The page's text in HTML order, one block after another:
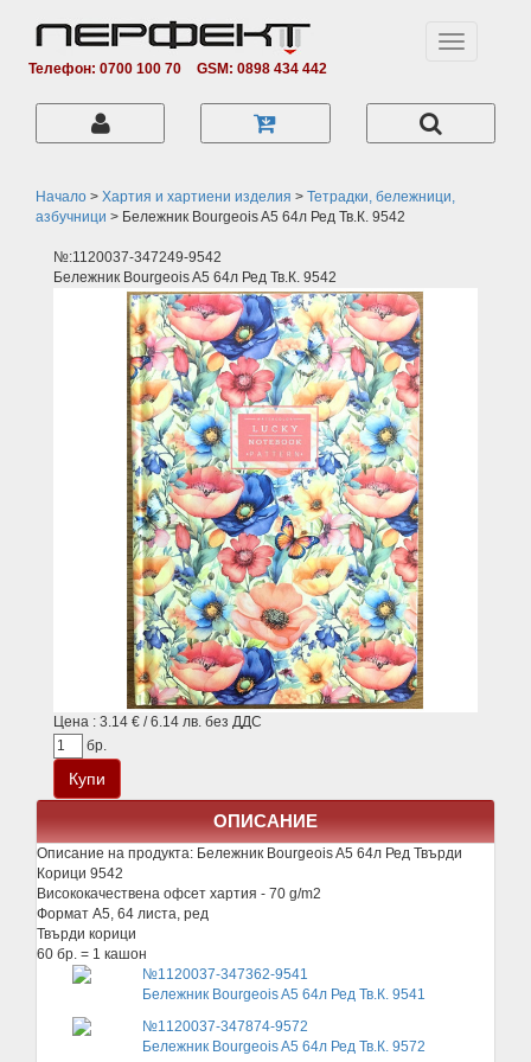
Телефон: 0700 100 70 GSM: 0898 434 442
Toggle
Начало > Хартия и хартиени изделия > Тетрадки, бележници,
азбучници > Бележник Bourgeois A5 64л Ред Тв.К. 9542
№:1120037-347249-9542
Бележник Bourgeois A5 64л Ред Тв.К. 9542
Цена : 3.14 € / 6.14 лв. без ДДС
бр.
ОПИСАНИЕ
Описание на продукта: Бележник Bourgeois A5 64л Ред Твърди
Корици 9542
Висококачествена офсет хартия - 70 g/m2
Формат A5, 64 листа, ред
Твърди корици
60 бр. = 1 кашон
№1120037-347362-9541
Бележник Bourgeois A5 64л Ред Тв.К. 9541
№1120037-347874-9572
Бележник Bourgeois A5 64л Ред Тв.К. 9572